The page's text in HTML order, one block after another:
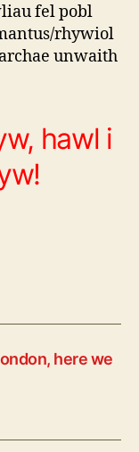
fel pobl
rhywiol
unwaith
hawl i
here we